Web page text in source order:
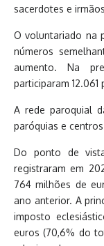
sacerdotes e
O voluntariado na
números
aumento. Na
participaram
A rede paroquial
paróquias e
Do ponto de
registraram em
764 milhões de
ano anterior. A
imposto
euros (70,6% do